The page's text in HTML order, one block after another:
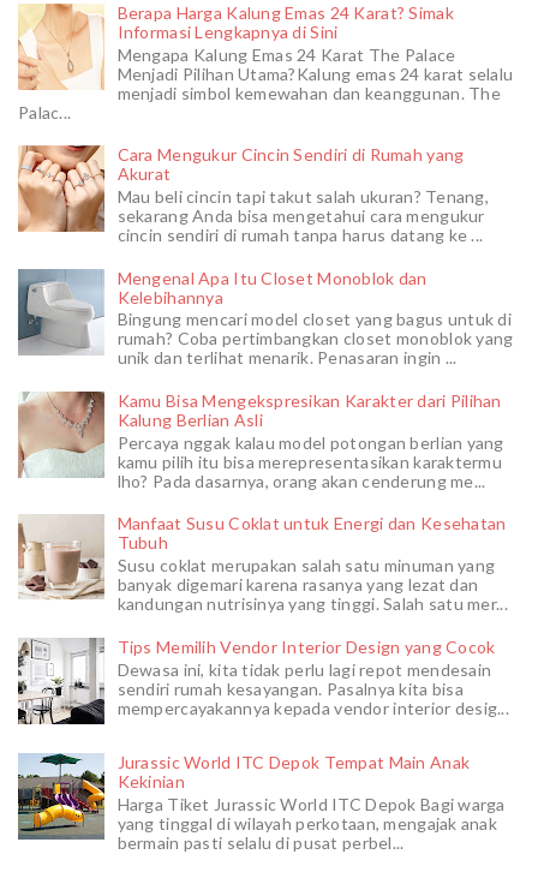
Berapa Harga Kalung Emas 24 Karat? Simak
Informasi Lengkapnya di Sini
Mengapa Kalung Emas 24 Karat The Palace
Menjadi Pilihan Utama?Kalung emas 24 karat selalu
menjadi simbol kemewahan dan keanggunan. The
Palac...
Cara Mengukur Cincin Sendiri di Rumah yang
Akurat
Mau beli cincin tapi takut salah ukuran? Tenang,
sekarang Anda bisa mengetahui cara mengukur
cincin sendiri di rumah tanpa harus datang ke ...
Mengenal Apa Itu Closet Monoblok dan
Kelebihannya
Bingung mencari model closet yang bagus untuk di
rumah? Coba pertimbangkan closet monoblok yang
unik dan terlihat menarik. Penasaran ingin ...
Kamu Bisa Mengekspresikan Karakter dari Pilihan
Kalung Berlian Asli
Percaya nggak kalau model potongan berlian yang
kamu pilih itu bisa merepresentasikan karaktermu
lho? Pada dasarnya, orang akan cenderung me...
Manfaat Susu Coklat untuk Energi dan Kesehatan
Tubuh
Susu coklat merupakan salah satu minuman yang
banyak digemari karena rasanya yang lezat dan
kandungan nutrisinya yang tinggi. Salah satu mer...
Tips Memilih Vendor Interior Design yang Cocok
Dewasa ini, kita tidak perlu lagi repot mendesain
sendiri rumah kesayangan. Pasalnya kita bisa
mempercayakannya kepada vendor interior desig...
Jurassic World ITC Depok Tempat Main Anak
Kekinian
Harga Tiket Jurassic World ITC Depok Bagi warga
yang tinggal di wilayah perkotaan, mengajak anak
bermain pasti selalu di pusat perbel...